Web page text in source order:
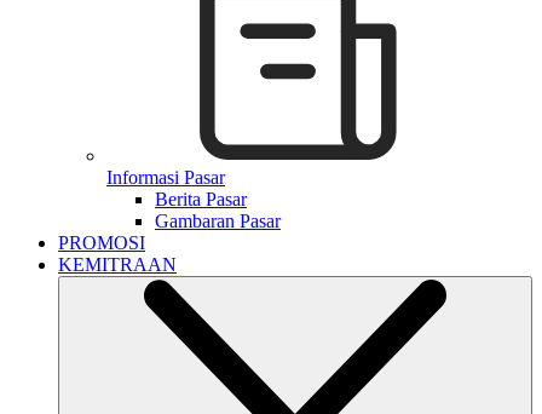
Informasi Pasar
Berita Pasar
Gambaran Pasar
PROMOSI
KEMITRAAN